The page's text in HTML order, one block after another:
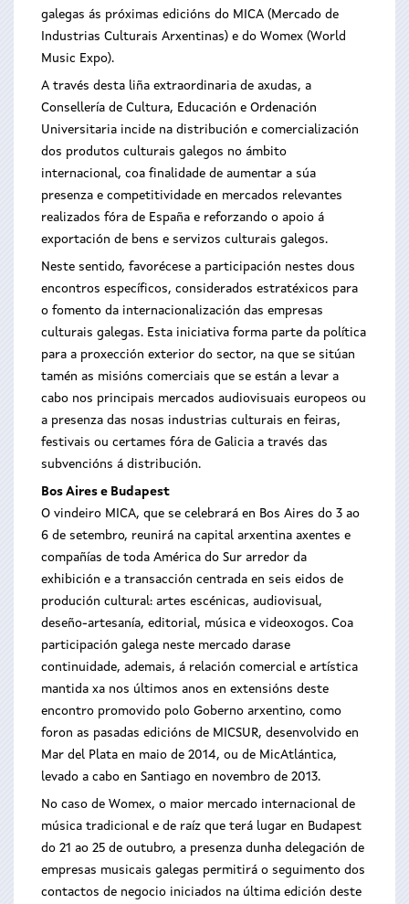
galegas ás próximas edicións do MICA (Mercado de
Industrias Culturais Arxentinas) e do Womex (World
Music Expo).
A través desta liña extraordinaria de axudas, a
Consellería de Cultura, Educación e Ordenación
Universitaria incide na distribución e comercialización
dos produtos culturais galegos no ámbito
internacional, coa finalidade de aumentar a súa
presenza e competitividade en mercados relevantes
realizados fóra de España e reforzando o apoio á
exportación de bens e servizos culturais galegos.
Neste sentido, favorécese a participación nestes dous
encontros específicos, considerados estratéxicos para
o fomento da internacionalización das empresas
culturais galegas. Esta iniciativa forma parte da política
para a proxección exterior do sector, na que se sitúan
tamén as misións comerciais que se están a levar a
cabo nos principais mercados audiovisuais europeos ou
a presenza das nosas industrias culturais en feiras,
festivais ou certames fóra de Galicia a través das
subvencións á distribución.
Bos Aires e Budapest
O vindeiro MICA, que se celebrará en Bos Aires do 3 ao
6 de setembro, reunirá na capital arxentina axentes e
compañías de toda América do Sur arredor da
exhibición e a transacción centrada en seis eidos de
produción cultural: artes escénicas, audiovisual,
deseño-artesanía, editorial, música e videoxogos. Coa
participación galega neste mercado darase
continuidade, ademais, á relación comercial e artística
mantida xa nos últimos anos en extensións deste
encontro promovido polo Goberno arxentino, como
foron as pasadas edicións de MICSUR, desenvolvido en
Mar del Plata en maio de 2014, ou de MicAtlántica,
levado a cabo en Santiago en novembro de 2013.
No caso de Womex, o maior mercado internacional de
música tradicional e de raíz que terá lugar en Budapest
do 21 ao 25 de outubro, a presenza dunha delegación de
empresas musicais galegas permitirá o seguimento dos
contactos de negocio iniciados na última edición deste